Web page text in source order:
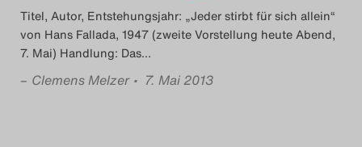
Das Theatertreffen-Blog
2016
Das Theatertreffen-Blog
Titel, Autor, Entstehungsjahr: „Jeder stirbt für sich allein“
von Hans Fallada, 1947 (zweite Vorstellung heute Abend,
7. Mai) Handlung: Das…
– Clemens Melzer • 7. Mai 2013